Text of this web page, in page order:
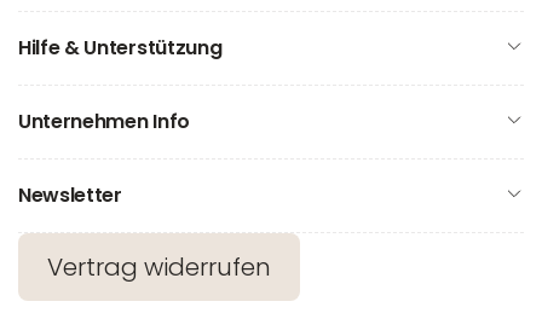
Hilfe & Unterstützung
Unternehmen Info
Newsletter
Vertrag widerrufen